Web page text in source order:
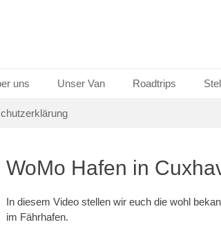
uns Unser Van Roadtrips
WoMo Hafen in
In diesem Video stellen wir euch die wohl
im Fährhafen.